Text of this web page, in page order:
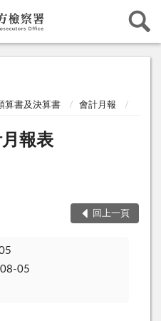
算書及決算書 會計月報
報表
回上一頁
05